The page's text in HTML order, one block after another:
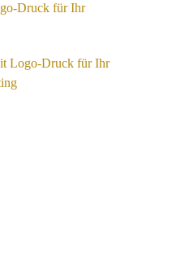
Druck für Ihr